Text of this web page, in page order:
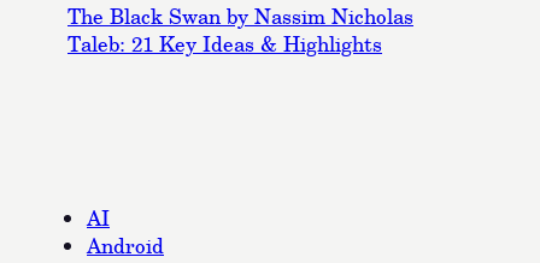
The Black Swan by Nassim Nicholas
Taleb: 21 Key Ideas & Highlights
AI
Android